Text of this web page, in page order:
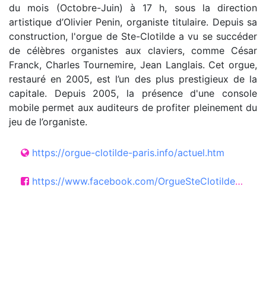
du mois (Octobre-Juin) à 17 h, sous la direction
artistique d’Olivier Penin, organiste titulaire. Depuis sa
construction, l'orgue de Ste-Clotilde a vu se succéder
de célèbres organistes aux claviers, comme César
Franck, Charles Tournemire, Jean Langlais. Cet orgue,
restauré en 2005, est l’un des plus prestigieux de la
capitale. Depuis 2005, la présence d'une console
mobile permet aux auditeurs de profiter pleinement du
jeu de l’organiste.
https://orgue-clotilde-paris.info/actuel.htm
https://www.facebook.com/OrgueSteClotilde?locale=fr_FR